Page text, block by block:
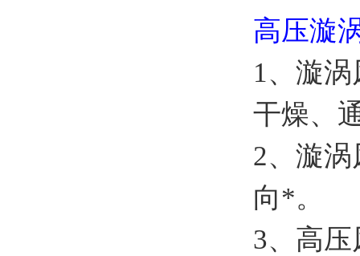
高压漩
1、漩
干燥、
2、漩
向*。
3、高